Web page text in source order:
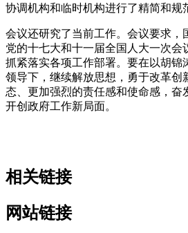
协调机构和临时机构进行了精简和规
会议还研究了当前工作。会议要求，
党的十七大和十一届全国人大一次会
抓紧落实各项工作部署。要在以胡锦
领导下，继续解放思想，勇于改革创
态、更加强烈的责任感和使命感，奋
开创政府工作新局面。
相关链接
网站链接